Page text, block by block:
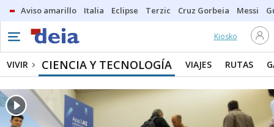
Aviso amarillo Italia Eclipse Terzic Cruz Gorbeia Messi
Kiosko
VIVIR CIENCIA Y TECNOLOGÍA VIAJES RUTAS